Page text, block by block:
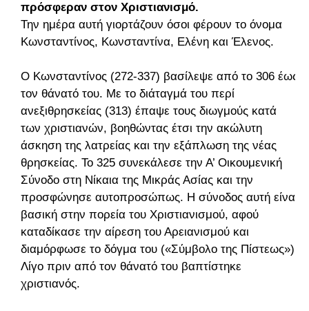
πρόσφεραν στον Χριστιανισμό.
Την ημέρα αυτή γιορτάζουν όσοι φέρουν το όνομα
Κωνσταντίνος, Κωνσταντίνα, Ελένη και Έλενος.
Ο Κωνσταντίνος (272-337) βασίλεψε από το 306 έως
τον θάνατό του. Με το διάταγμά του περί
ανεξιθρησκείας (313) έπαψε τους διωγμούς κατά
των χριστιανών, βοηθώντας έτσι την ακώλυτη
άσκηση της λατρείας και την εξάπλωση της νέας
θρησκείας. Το 325 συνεκάλεσε την Α’ Οικουμενική
Σύνοδο στη Νίκαια της Μικράς Ασίας και την
προσφώνησε αυτοπροσώπως. Η σύνοδος αυτή είναι
βασική στην πορεία του Χριστιανισμού, αφού
καταδίκασε την αίρεση του Αρειανισμού και
διαμόρφωσε το δόγμα του («Σύμβολο της Πίστεως»).
Λίγο πριν από τον θάνατό του βαπτίστηκε
χριστιανός.